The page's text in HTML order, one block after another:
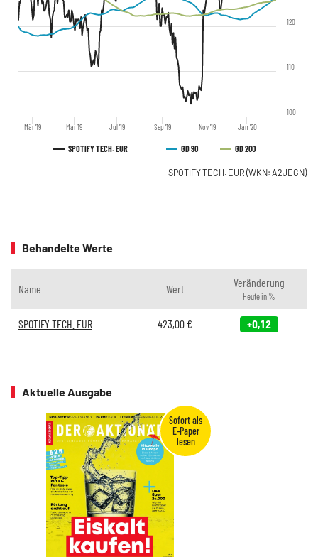
SPOTIFY TECH. EUR GD 90 GD 200
Mär '19 Mai '19 Jul '19 Sep '19 Nov '19 Jan '20
100
110
120
SPOTIFY TECH. EUR (WKN: A2JEGN)
Behandelte Werte
Name Wert Veränderung
Heute in %
SPOTIFY TECH. EUR 423,00 € +0,12
Aktuelle Ausgabe